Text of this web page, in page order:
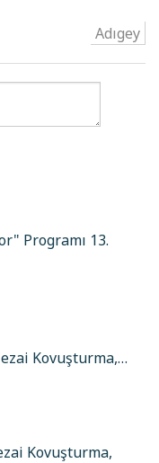
Adıgey
Programı 13.
Kovuşturma,…
Kovuşturma,